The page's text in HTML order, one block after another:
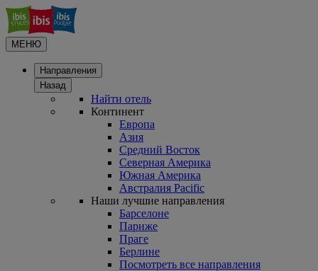
МЕНЮ
Направления
Назад
Найти отель
Континент
Европа
Азия
Средний Восток
Северная Америка
Южная Америка
Австралия Pacific
Наши лучшие направления
Барселоне
Париже
Праге
Берлине
Посмотреть все направления